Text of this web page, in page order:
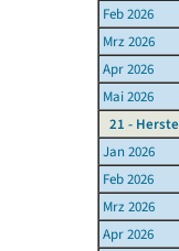
Feb 2026
Mrz 2026
Apr 2026
Mai 2026
21 -
Jan 2026
Feb 2026
Mrz 2026
Apr 2026